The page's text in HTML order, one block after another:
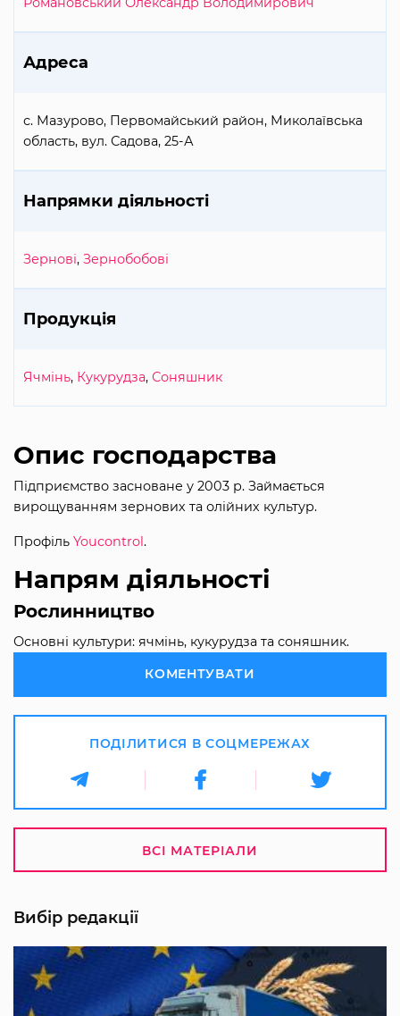
Адреса
с. Мазурово, Первомайський район, Миколаївська
область, вул. Садова, 25-А
Напрямки діяльності
Зернові, Зернобобові
Продукція
Ячмінь, Кукурудза, Соняшник
Опис господарства
Підприємство засноване у 2003 р. Займається
вирощуванням зернових та олійних культур.
Профіль Youcontrol.
Напрям діяльності
Рослинництво
Основні культури: ячмінь, кукурудза та соняшник.
КОМЕНТУВАТИ
ПОДІЛИТИСЯ В СОЦМЕРЕЖАХ
ВСІ МАТЕРІАЛИ
Вибір редакції